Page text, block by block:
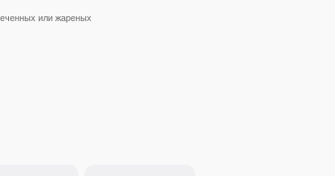
или жареных